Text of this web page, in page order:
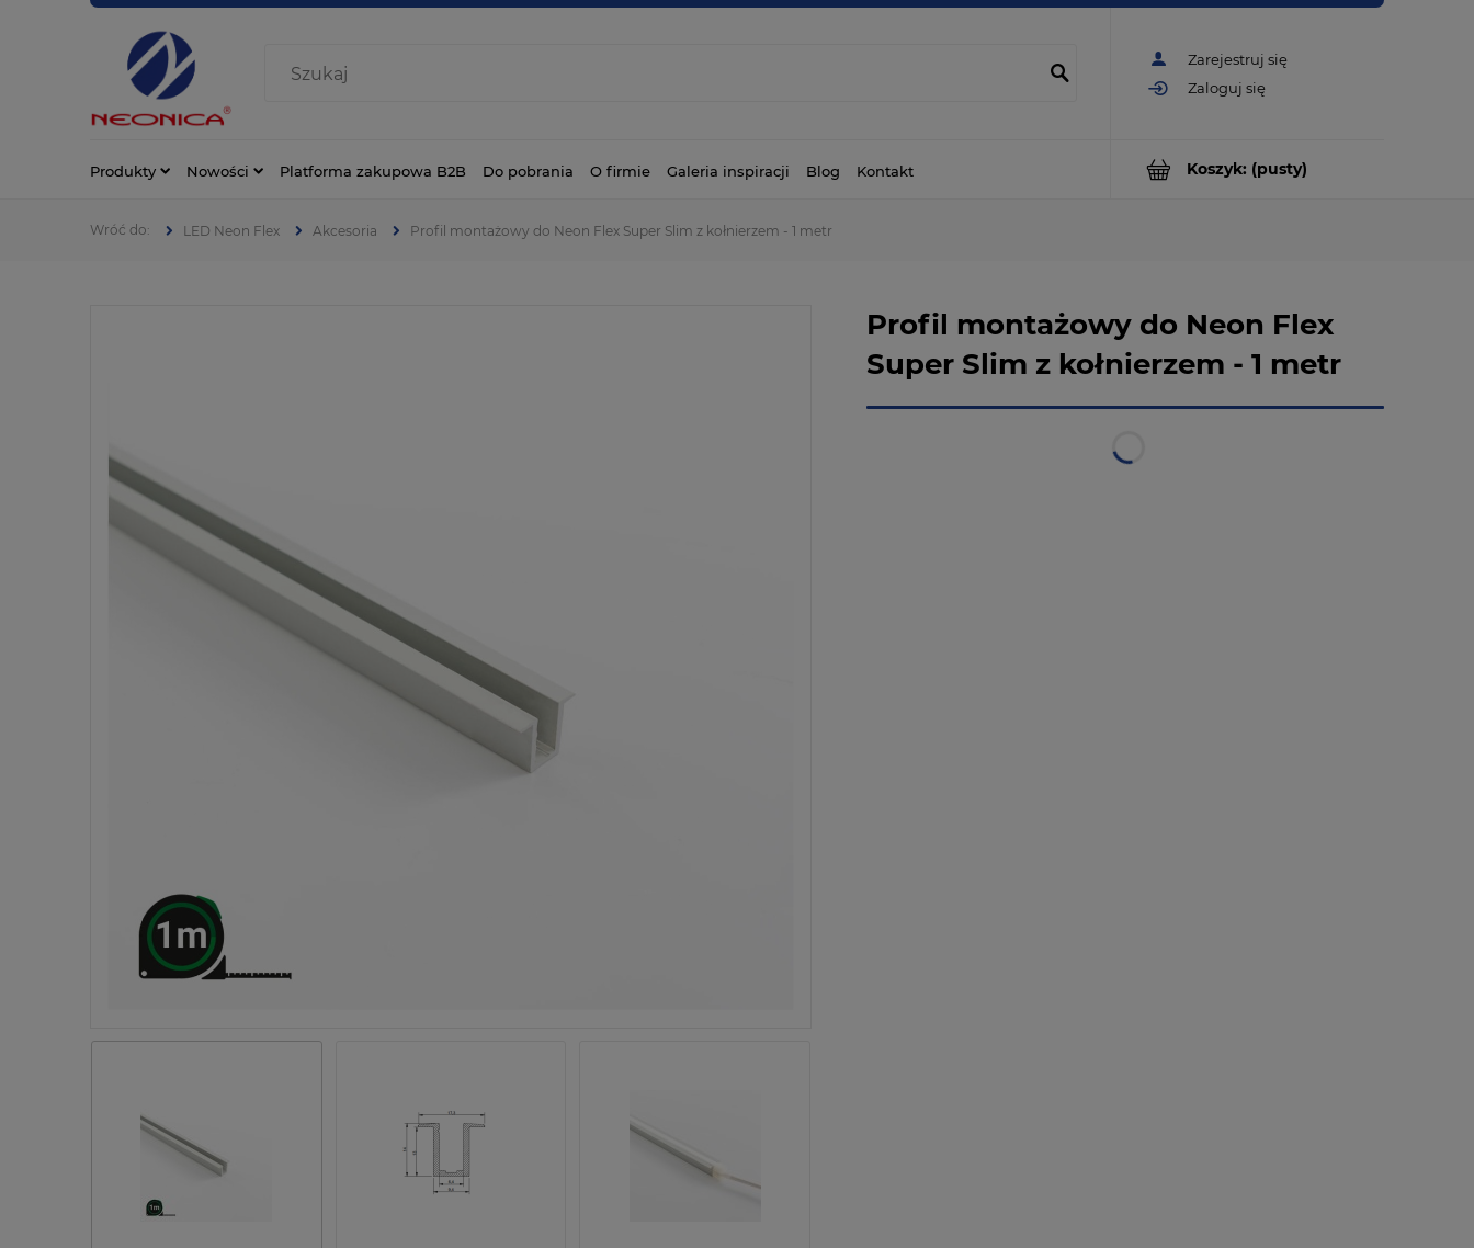
Zarejestruj się
Zaloguj się
Koszyk: (pusty)
Produkty Nowości Platforma zakupowa B2B Do pobrania O firmie Galeria inspiracji Blog Kontakt
LED Neon Flex Akcesoria Profil montażowy do Neon Flex Super Slim z kołnierzem - 1 metr
Profil montażowy do Neon Flex
Super Slim z kołnierzem - 1 metr